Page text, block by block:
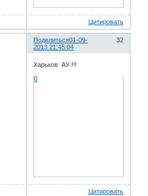
Цитировать
Поделиться 32
01-09-
2013 21:45:04
Харьков АУ !!!
0
Цитировать